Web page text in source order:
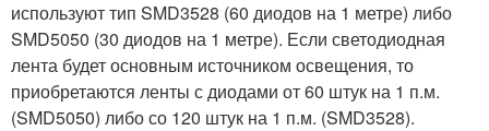
используют тип SMD3528 (60 диодов на 1 метре) либо
SMD5050 (30 диодов на 1 метре). Если светодиодная
лента будет основным источником освещения, то
приобретаются ленты с диодами от 60 штук на 1 п.м.
(SMD5050) либо со 120 штук на 1 п.м. (SMD3528).